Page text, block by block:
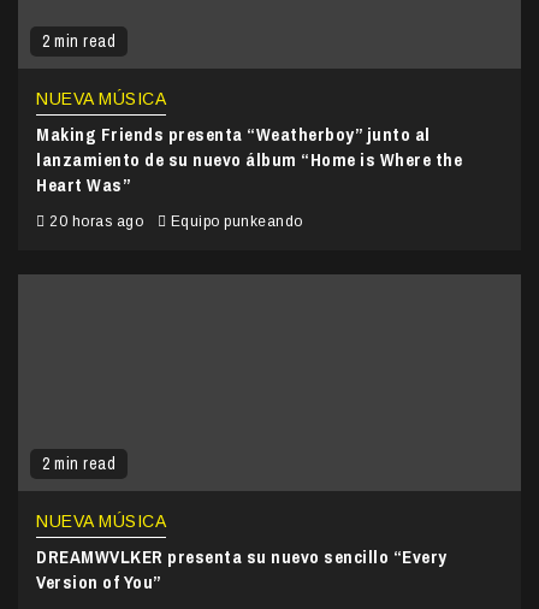
2 min read
NUEVA MÚSICA
Making Friends presenta “Weatherboy” junto al
lanzamiento de su nuevo álbum “Home is Where the
Heart Was”
20 horas ago Equipo punkeando
2 min read
NUEVA MÚSICA
DREAMWVLKER presenta su nuevo sencillo “Every
Version of You”